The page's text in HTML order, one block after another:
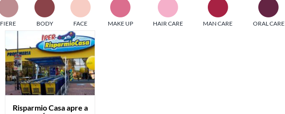
TESPI MEDIAGROUP racchiude un pool di società di comunicazione
ed editrici specializzate nell’informazione b2b. Edizioni Turbo, in
particolare, attraverso numerose riviste verticali, fornisce strumenti di
informazione che coinvolgono gli attori nei settori beauty, food,
technology, entertainment e sport.
Stay tuned!
FIERE BODY FACE MAKE UP HAIR CARE MAN CARE ORAL CARE
Risparmio Casa
apre a Cusago. É il
decimo store in
provincia di Milano
Risparmio Casa apre a